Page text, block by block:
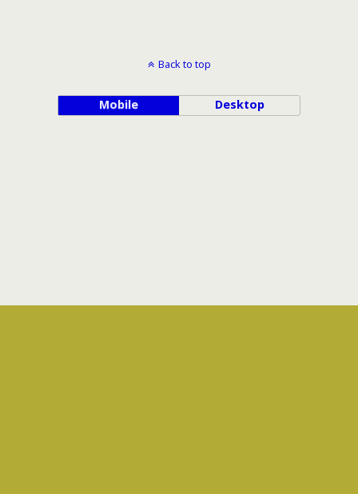
Back to top
Mobile Desktop